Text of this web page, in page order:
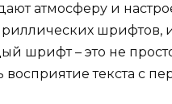
атмосферу и
шрифтов,
шрифт – это не
текста с